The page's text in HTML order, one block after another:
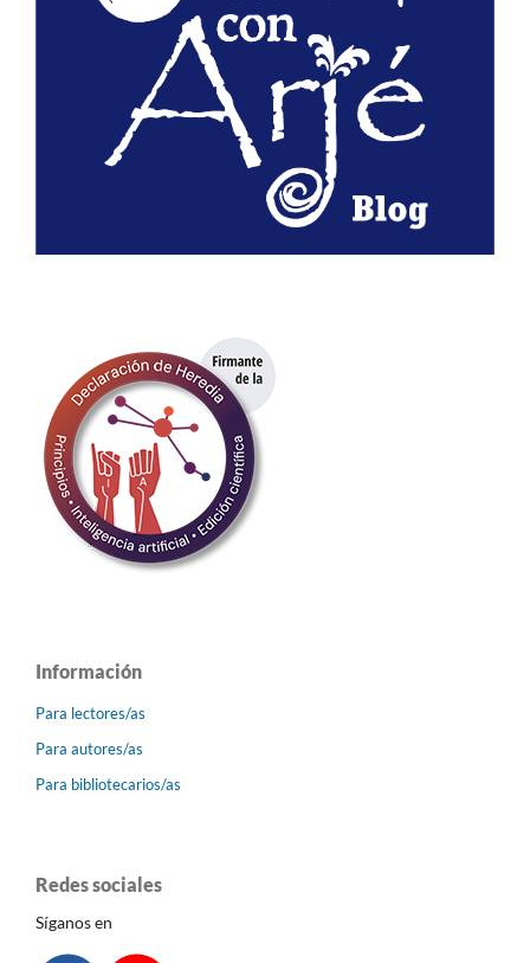
Información
Para lectores/as
Para autores/as
Para bibliotecarios/as
Redes sociales
Síganos en